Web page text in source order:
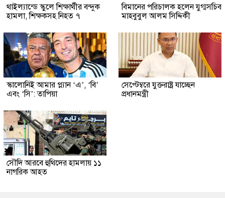
থাইল্যান্ডে স্কুলে শিক্ষার্থীর বন্দুক
হামলা, শিক্ষকসহ নিহত ৭
বিমানের পরিচালক হলেন যুগ্মসচিব
মাহবুবুল আলম সিদ্দিকী
স্কালোনিই আমার প্ল্যান ‘এ’, ‘বি’
এবং ‘সি’: তাপিয়া
সেপ্টেম্বরে যুক্তরাষ্ট্র যাচ্ছেন
প্রধানমন্ত্রী
সৌদি আরবে হুথিদের হামলায় ১১
নাগরিক আহত